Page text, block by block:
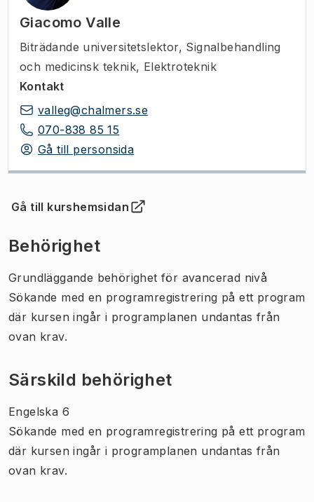
Giacomo Valle
Biträdande universitetslektor, Signalbehandling
och medicinsk teknik, Elektroteknik
Kontakt
valleg@chalmers.se
070-838 85 15
Gå till personsida
Gå till kurshemsidan
(Öppnas i ny flik)
Behörighet
Grundläggande behörighet för avancerad nivå
Sökande med en programregistrering på ett program
där kursen ingår i programplanen undantas från
ovan krav.
Särskild behörighet
Engelska 6
Sökande med en programregistrering på ett program
där kursen ingår i programplanen undantas från
ovan krav.